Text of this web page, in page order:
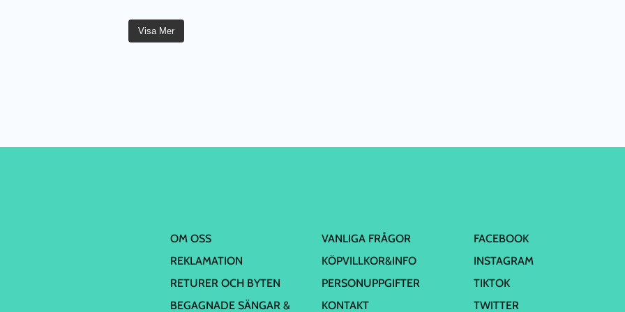
Visa Mer
OM OSS
REKLAMATION
RETURER OCH BYTEN
BEGAGNADE SÄNGAR &
VANLIGA FRÅGOR
KÖPVILLKOR&INFO
PERSONUPPGIFTER
KONTAKT
FACEBOOK
INSTAGRAM
TIKTOK
TWITTER